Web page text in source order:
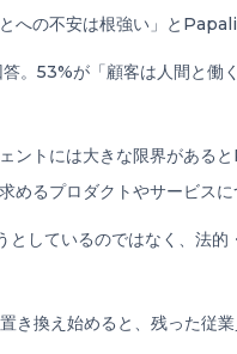
への不安は根強い」と
。53%が「顧客は人間と働
ントには大きな限界がある
るプロダクトやサービスに
しているのではなく、法的
き換え始めると、残った従